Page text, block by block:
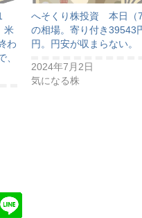
米
わ
、
へそくり株投資 本日（
の相場。寄り付き39543
円。円安が収まらない。
2024年7月2日
気になる株